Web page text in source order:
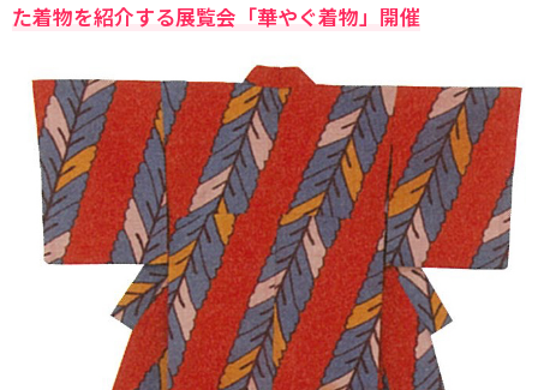
た着物を紹介する展覧会「華やぐ着物」開催